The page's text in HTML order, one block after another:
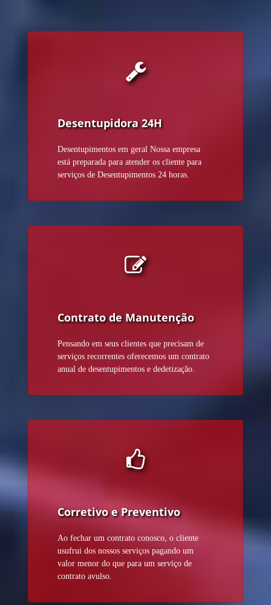
Desentupidora 24H
Desentupimentos em geral Nossa empresa
está preparada para atender os cliente para
serviços de Desentupimentos 24 horas.
Contrato de Manutenção
Pensando em seus clientes que precisam de
serviços recorrentes oferecemos um contrato
anual de desentupimentos e dedetização.
Corretivo e Preventivo
Ao fechar um contrato conosco, o cliente
usufrui dos nossos serviços pagando um
valor menor do que para um serviço de
contrato avulso.